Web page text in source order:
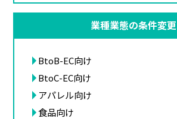
業種業態の条件変更
BtoB-EC向け
BtoC-EC向け
アパレル向け
食品向け